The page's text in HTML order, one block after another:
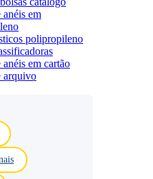
anéis em
polipropileno
anéis em cartão
arquivo